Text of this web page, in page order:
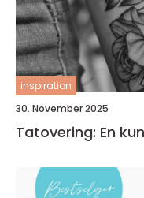
inspiration
30. November 2025
Tatovering: En